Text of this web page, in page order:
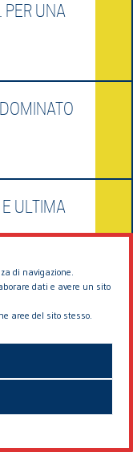
di navigazione.
dati e avere un sito
aree del sito stesso.
PER UNA
ULTIMA
DAI